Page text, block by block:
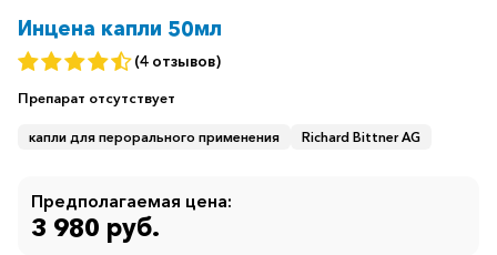
Инцена капли 50мл
(4 отзывов)
Препарат отсутствует
капли для перорального применения Richard Bittner AG
Предполагаемая цена:
3 980 руб.